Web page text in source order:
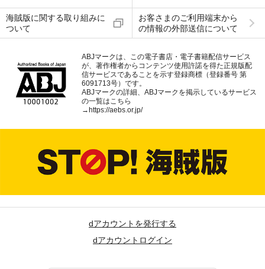
海賊版に関する取り組みに
ついて
お客さまのご利用端末から
の情報の外部送信について
ABJマークは、この電子書店・電子書籍配信サービス
が、著作権者からコンテンツ使用許諾を得た正規版配
信サービスであることを示す登録商標（登録番号 第
6091713号）です。
ABJマークの詳細、ABJマークを掲示しているサービス
の一覧はこちら
→ https://aebs.or.jp/
dアカウントを発行する
dアカウントログイン